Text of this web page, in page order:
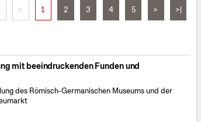
< 1 2 3 4 5 > >|
mit beeindruckenden Funden und
des Römisch-Germanischen Museums und der